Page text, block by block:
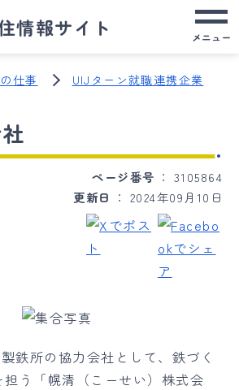
情報サイト メニュー
仕事 UIJターン就職連携企業
ページ番号
3105864
更新日
2024年09月10日
鉄所の協力会社として、鉄づく
担う「幌清（こーせい）株式会